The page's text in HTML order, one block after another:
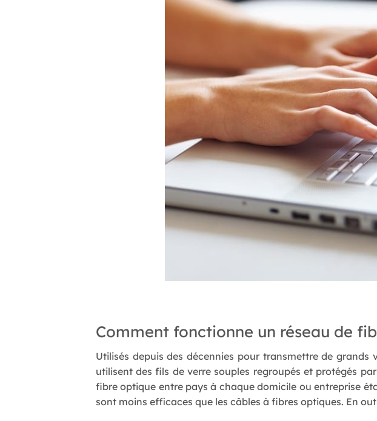
Comment fonctionne un réseau de
Utilisés depuis des décennies pour transmettre de grands
utilisent des fils de verre souples regroupés et protégés
fibre optique entre pays à chaque domicile ou entreprise
sont moins efficaces que les câbles à fibres optiques. En